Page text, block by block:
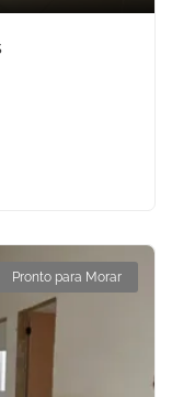
Pronto para Morar